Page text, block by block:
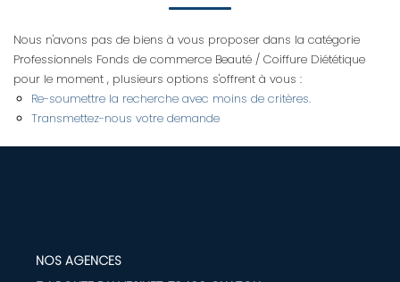
Nos Références
Nos Services
LOUER
Créer une alerte
Nous n'avons pas de biens à vous proposer dans la catégorie
Professionnels Fonds de commerce Beauté / Coiffure Diététique
pour le moment , plusieurs options s'offrent à vous :
Re-soumettre la recherche avec moins de critères.
Transmettez-nous votre demande
NOS AGENCES